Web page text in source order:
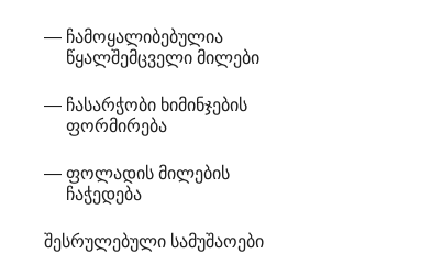
ჩამოყალიბებულია
წყალშემცველი მილები
ჩასარჭობი ხიმინჯების
ფორმირება
ფოლადის მილების
ჩაჭედება
შესრულებული სამუშაოები